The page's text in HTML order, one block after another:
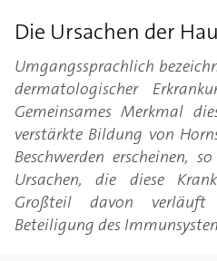
Die Ursachen der
Umgangssprachlich
dermatologischer
Gemeinsames Merkmal
verstärkte Bildung von
Beschwerden erscheinen,
Ursachen, die diese
Großteil davon
Beteiligung des